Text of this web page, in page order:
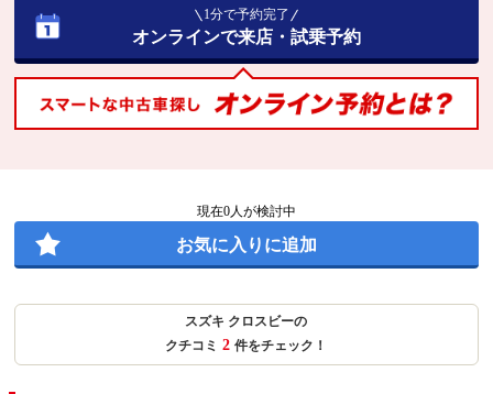
1分で予約完了
オンラインで来店・試乗予約
現在0人が検討中
お気に入りに追加
スズキ クロスビーの
クチコミ 2 件をチェック！